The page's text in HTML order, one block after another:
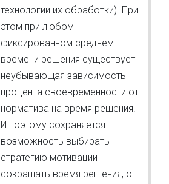
технологии их обработки). При
этом при любом
фиксированном среднем
времени решения существует
неубывающая зависимость
процента своевременности от
норматива на время решения.
И поэтому сохраняется
возможность выбирать
стратегию мотивации
сокращать время решения, о